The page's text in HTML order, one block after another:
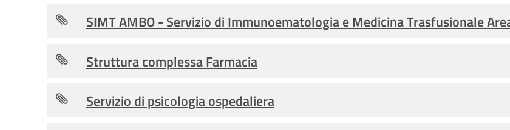
SIMT AMBO - Servizio di Immunoematologia e Medicina Trasfusionale
Struttura complessa Farmacia
Servizio di psicologia ospedaliera